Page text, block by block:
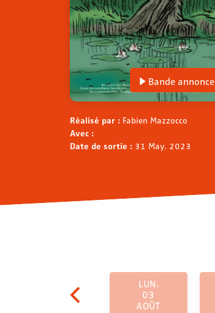
Bande annonce
Réalisé par : Fabien Mazzocco
Avec :
Date de sortie : 31 May. 2023
LUN.
03
AOÛT